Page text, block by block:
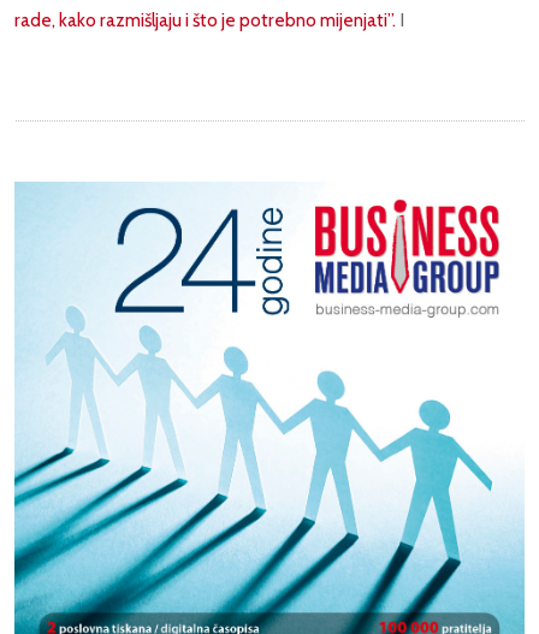
rade, kako razmišljaju i što je potrebno mijenjati”. I